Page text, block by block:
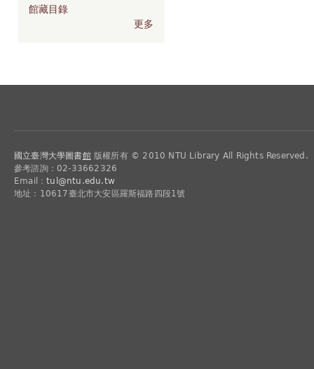
館藏目錄
更多
國立臺灣大學圖書館版權所有 © 2010 NTU Library All Rights Reserved.
參考諮詢：02-33662326
Email：tul@ntu.edu.tw
地址：10617臺北市大安區羅斯福路四段1號